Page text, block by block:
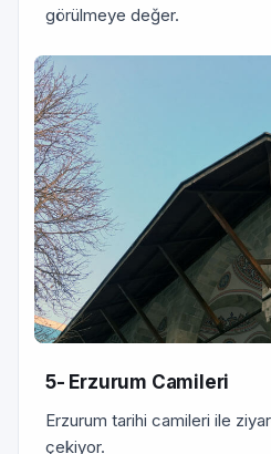
görülmeye değer.
5- Erzurum Camileri
Erzurum tarihi camileri ile
çekiyor.